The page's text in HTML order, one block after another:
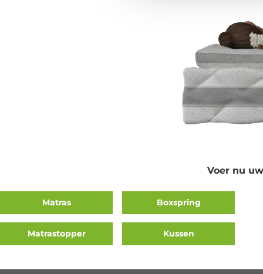
Voer nu
Matras Boxspring
Matrastopper Kussen